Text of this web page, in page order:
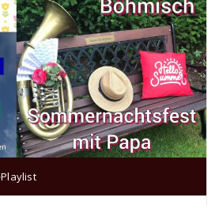
Playlist